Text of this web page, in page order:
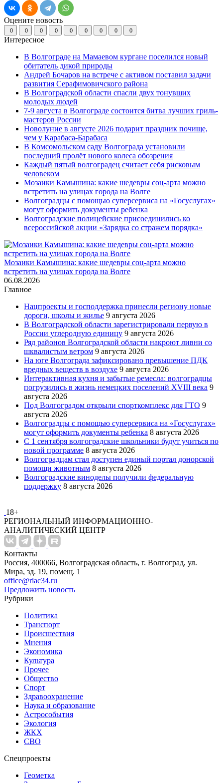
Оцените новость
0 0 0 0 0 0 0 0 0
Интересное
В Волгограде на Мамаевом кургане поселился новый
обитатель дикой природы
Андрей Бочаров на встрече с активом поставил задачи
развития Серафимовичского района
В Волгоградской области спасли двух тонувших
молодых людей
7-9 августа в Волгограде состоится битва лучших гриль-
мастеров России
Новолуние в августе 2026 подарит праздник почище,
чем у Карабаса-Барабаса
В Комсомольском саду Волгограда установили
последний пролёт нового колеса обозрения
Каждый пятый волгоградец считает себя рисковым
человеком
Мозаики Камышина: какие шедевры соц-арта можно
встретить на улицах города на Волге
Волгоградцы с помощью суперсервиса на «Госуслугах»
могут оформить документы ребенка
Волгоградские полицейские присоединились ко
всероссийской акции «Зарядка со стражем порядка»
Мозаики Камышина: какие шедевры соц-арта можно
встретить на улицах города на Волге
06.08.2026
Главное
Нацпроекты и господдержка принесли региону новые
дороги, школы и жилье 9 августа 2026
В Волгоградской области зарегистрировали первую в
России углеродную единицу 9 августа 2026
Ряд районов Волгоградской области накроют ливни со
шквалистым ветром 9 августа 2026
На юге Волгограда зафиксировано превышение ПДК
вредных веществ в воздухе 9 августа 2026
Интерактивная кухня и забытые ремесла: волгоградцы
погрузились в жизнь немецких поселений XVIII века 9
августа 2026
Под Волгоградом открыли спорткомплекс для ГТО 9
августа 2026
Волгоградцы с помощью суперсервиса на «Госуслугах»
могут оформить документы ребенка 8 августа 2026
С 1 сентября волгоградские школьники будут учиться по
новой программе 8 августа 2026
Волгоградцам стал доступен единый портал донорской
помощи животным 8 августа 2026
Волгоградские виноделы получили федеральную
поддержку 8 августа 2026
18+
РЕГИОНАЛЬНЫЙ ИНФОРМАЦИОННО-
АНАЛИТИЧЕСКИЙ ЦЕНТР
Контакты
Россия, 400066, Волгоградская область, г. Волгоград, ул.
Мира, зд. 19, помещ. 1
office@riac34.ru
Предложить новость
Рубрики
Политика
Транспорт
Происшествия
Мнения
Экономика
Культура
Прочее
Общество
Спорт
Здравоохранение
Наука и образование
Астрособытия
Экология
ЖКХ
СВО
Спецпроекты
Геометка